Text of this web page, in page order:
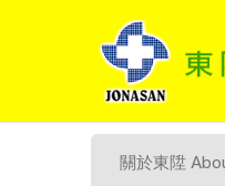
關於東陞